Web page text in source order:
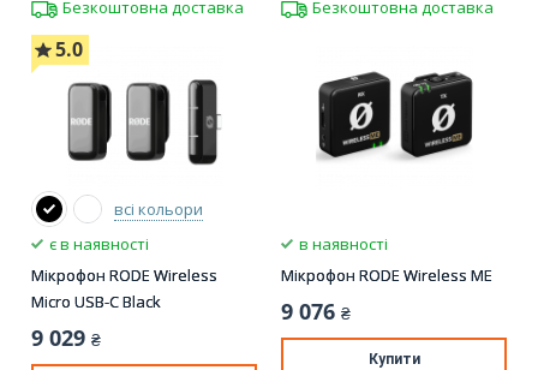
Безкоштовна доставка Безкоштовна доставка
5.0
всі кольори
є в наявності
Мікрофон RODE Wireless
Micro USB-C Black
9 029 ₴
в наявності
Мікрофон RODE Wireless ME
9 076 ₴
Купити